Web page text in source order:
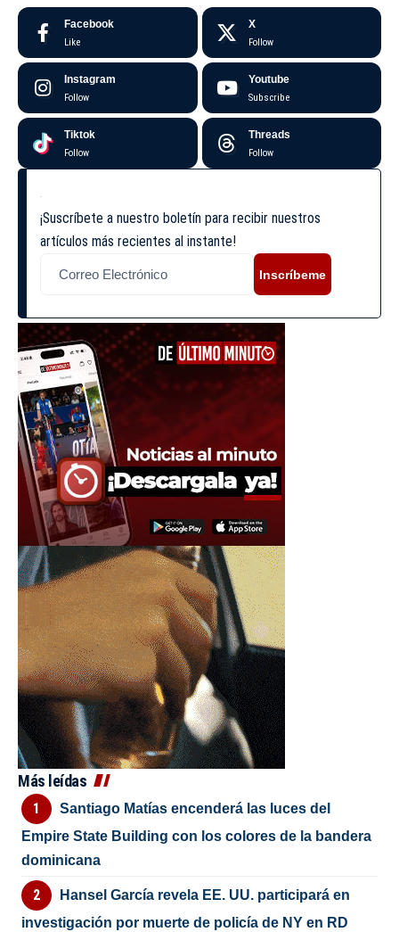
Facebook
Like
X
Follow
Instagram
Follow
Youtube
Subscribe
Tiktok
Follow
Threads
Follow
¡Suscríbete a nuestro boletín para recibir nuestros
artículos más recientes al instante!
Inscríbeme
Más leídas
Santiago Matías encenderá las luces del
Empire State Building con los colores de la bandera
dominicana
Hansel García revela EE. UU. participará en
investigación por muerte de policía de NY en RD